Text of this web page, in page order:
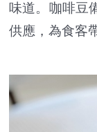
味道。咖啡豆
供應，為食客